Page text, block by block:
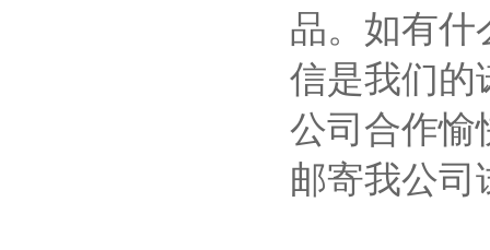
品。如有什
信是我们的
公司合作愉
邮寄我公司